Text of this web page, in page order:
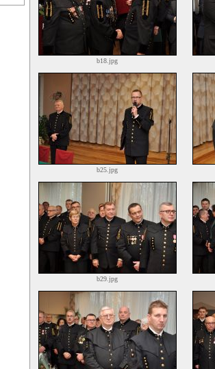
b18.jpg
b25.jpg
b29.jpg